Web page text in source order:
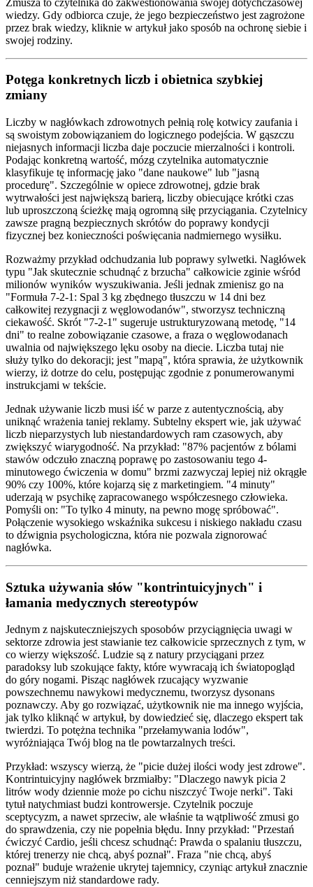
wiedzy. Gdy odbiorca czuje, że jego bezpieczeństwo jest zagrożone
przez brak wiedzy, kliknie w artykuł jako sposób na ochronę siebie i
swojej rodziny.
Potęga konkretnych liczb i obietnica szybkiej
zmiany
Liczby w nagłówkach zdrowotnych pełnią rolę kotwicy zaufania i
są swoistym zobowiązaniem do logicznego podejścia. W gąszczu
niejasnych informacji liczba daje poczucie mierzalności i kontroli.
Podając konkretną wartość, mózg czytelnika automatycznie
klasyfikuje tę informację jako "dane naukowe" lub "jasną
procedurę". Szczególnie w opiece zdrowotnej, gdzie brak
wytrwałości jest największą barierą, liczby obiecujące krótki czas
lub uproszczoną ścieżkę mają ogromną siłę przyciągania. Czytelnicy
zawsze pragną bezpiecznych skrótów do poprawy kondycji
fizycznej bez konieczności poświęcania nadmiernego wysiłku.
Rozważmy przykład odchudzania lub poprawy sylwetki. Nagłówek
typu "Jak skutecznie schudnąć z brzucha" całkowicie zginie wśród
milionów wyników wyszukiwania. Jeśli jednak zmienisz go na
"Formuła 7-2-1: Spal 3 kg zbędnego tłuszczu w 14 dni bez
całkowitej rezygnacji z węglowodanów", stworzysz techniczną
ciekawość. Skrót "7-2-1" sugeruje ustrukturyzowaną metodę, "14
dni" to realne zobowiązanie czasowe, a fraza o węglowodanach
uwalnia od największego lęku osoby na diecie. Liczba tutaj nie
służy tylko do dekoracji; jest "mapą", która sprawia, że użytkownik
wierzy, iż dotrze do celu, postępując zgodnie z ponumerowanymi
instrukcjami w tekście.
Jednak używanie liczb musi iść w parze z autentycznością, aby
uniknąć wrażenia taniej reklamy. Subtelny ekspert wie, jak używać
liczb nieparzystych lub niestandardowych ram czasowych, aby
zwiększyć wiarygodność. Na przykład: "87% pacjentów z bólami
stawów odczuło znaczną poprawę po zastosowaniu tego 4-
minutowego ćwiczenia w domu" brzmi zazwyczaj lepiej niż okrągłe
90% czy 100%, które kojarzą się z marketingiem. "4 minuty"
uderzają w psychikę zapracowanego współczesnego człowieka.
Pomyśli on: "To tylko 4 minuty, na pewno mogę spróbować".
Połączenie wysokiego wskaźnika sukcesu i niskiego nakładu czasu
to dźwignia psychologiczna, która nie pozwala zignorować
nagłówka.
Sztuka używania słów "kontrintuicyjnych" i
łamania medycznych stereotypów
Jednym z najskuteczniejszych sposobów przyciągnięcia uwagi w
sektorze zdrowia jest stawianie tez całkowicie sprzecznych z tym, w
co wierzy większość. Ludzie są z natury przyciągani przez
paradoksy lub szokujące fakty, które wywracają ich światopogląd
do góry nogami. Pisząc nagłówek rzucający wyzwanie
powszechnemu nawykowi medycznemu, tworzysz dysonans
poznawczy. Aby go rozwiązać, użytkownik nie ma innego wyjścia,
jak tylko kliknąć w artykuł, by dowiedzieć się, dlaczego ekspert tak
twierdzi. To potężna technika "przełamywania lodów",
wyróżniająca Twój blog na tle powtarzalnych treści.
Przykład: wszyscy wierzą, że "picie dużej ilości wody jest zdrowe".
Kontrintuicyjny nagłówek brzmiałby: "Dlaczego nawyk picia 2
litrów wody dziennie może po cichu niszczyć Twoje nerki". Taki
tytuł natychmiast budzi kontrowersje. Czytelnik poczuje
sceptycyzm, a nawet sprzeciw, ale właśnie ta wątpliwość zmusi go
do sprawdzenia, czy nie popełnia błędu. Inny przykład: "Przestań
ćwiczyć Cardio, jeśli chcesz schudnąć: Prawda o spalaniu tłuszczu,
której trenerzy nie chcą, abyś poznał". Fraza "nie chcą, abyś
poznał" buduje wrażenie ukrytej tajemnicy, czyniąc artykuł znacznie
cenniejszym niż standardowe rady.